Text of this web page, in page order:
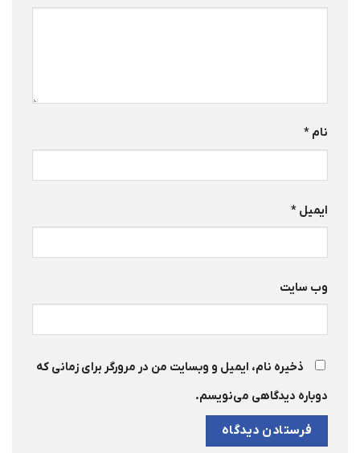
نام *
ایمیل *
وب‌ سایت
ذخیره نام، ایمیل و وبسایت من در مرورگر برای زمانی که
دوباره دیدگاهی می‌نویسم.